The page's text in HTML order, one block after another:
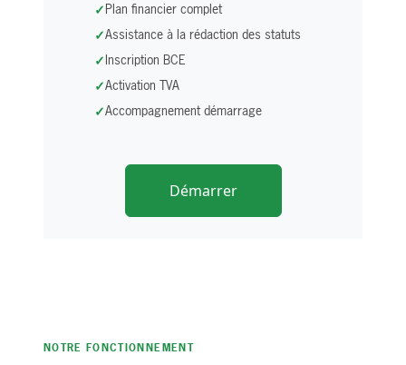
Plan financier complet
Assistance à la rédaction des statuts
Inscription BCE
Activation TVA
Accompagnement démarrage
Démarrer
NOTRE FONCTIONNEMENT